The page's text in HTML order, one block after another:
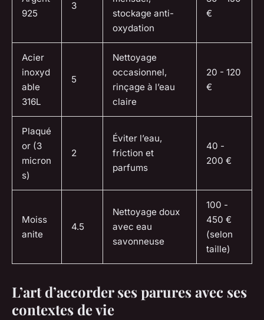
925
3
stockage anti-
oxydation
€
Acier
inoxyd
able
316L
5
Nettoyage
occasionnel,
rinçage à l’eau
claire
20 - 120
€
Plaqué
or (3
micron
s)
2
Éviter l’eau,
friction et
parfums
40 -
200 €
Moiss
anite
4.5
Nettoyage doux
avec eau
savonneuse
100 -
450 €
(selon
taille)
L’art d’accorder ses parures avec ses
contextes de vie